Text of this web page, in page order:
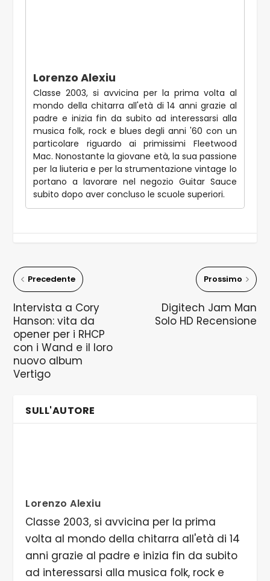
Lorenzo Alexiu
Classe 2003, si avvicina per la prima volta al
mondo della chitarra all'età di 14 anni grazie al
padre e inizia fin da subito ad interessarsi alla
musica folk, rock e blues degli anni '60 con un
particolare riguardo ai primissimi Fleetwood
Mac. Nonostante la giovane età, la sua passione
per la liuteria e per la strumentazione vintage lo
portano a lavorare nel negozio Guitar Sauce
subito dopo aver concluso le scuole superiori.
Precedente
Intervista a Cory
Hanson: vita da
opener per i RHCP
con i Wand e il loro
nuovo album
Vertigo
Prossimo
Digitech Jam Man
Solo HD Recensione
SULL'AUTORE
Lorenzo Alexiu
Classe 2003, si avvicina per la prima
volta al mondo della chitarra all'età di 14
anni grazie al padre e inizia fin da subito
ad interessarsi alla musica folk, rock e